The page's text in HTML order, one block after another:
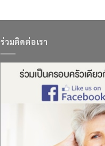
ร่วมติดต่อเรา